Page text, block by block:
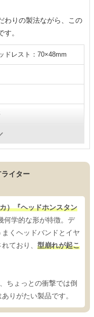
わりの製法ながら、この
。
ドレスト：70×48mm
イター
）『ヘッドホンスタン
何学的な形が特徴。デ
くヘッドバンドとイヤ
ており、 型崩れが起こ
ちょっとの衝撃では倒
りがたい製品です。